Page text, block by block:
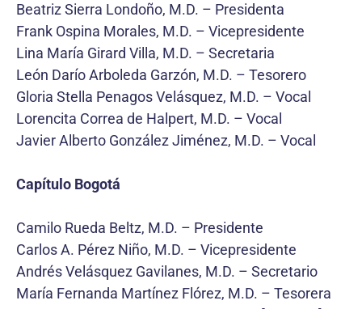
Beatriz Sierra Londoño, M.D. – Presidenta
Frank Ospina Morales, M.D. – Vicepresidente
Lina María Girard Villa, M.D. – Secretaria
León Darío Arboleda Garzón, M.D. – Tesorero
Gloria Stella Penagos Velásquez, M.D. – Vocal
Lorencita Correa de Halpert, M.D. – Vocal
Javier Alberto González Jiménez, M.D. – Vocal
Capítulo Bogotá
Camilo Rueda Beltz, M.D. – Presidente
Carlos A. Pérez Niño, M.D. – Vicepresidente
Andrés Velásquez Gavilanes, M.D. – Secretario
María Fernanda Martínez Flórez, M.D. – Tesorera